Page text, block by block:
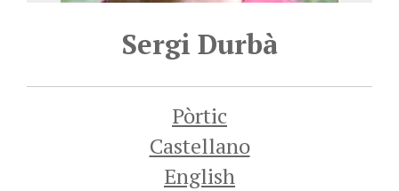
Sergi Durbà
Pòrtic
Castellano
English